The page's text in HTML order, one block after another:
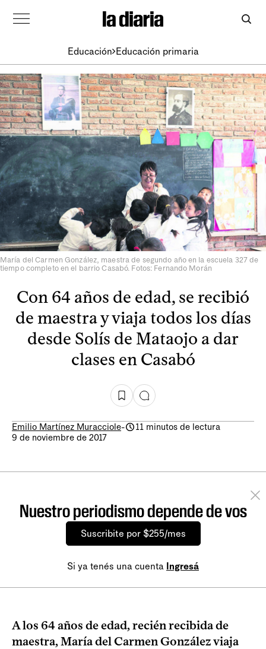
Educación Educación primaria
María del Carmen González, maestra de segundo año en la escuela 327 de
tiempo completo en el barrio Casabó. Fotos: Fernando Morán
Con 64 años de edad, se recibió
de maestra y viaja todos los días
desde Solís de Mataojo a dar
clases en Casabó
Emilio Martínez Muracciole-
11 minutos de lectura
9 de noviembre de 2017
Nuestro periodismo depende de vos
Suscribite por $255/mes
Si ya tenés una cuenta Ingresá
A los 64 años de edad, recién recibida de
maestra, María del Carmen González viaja